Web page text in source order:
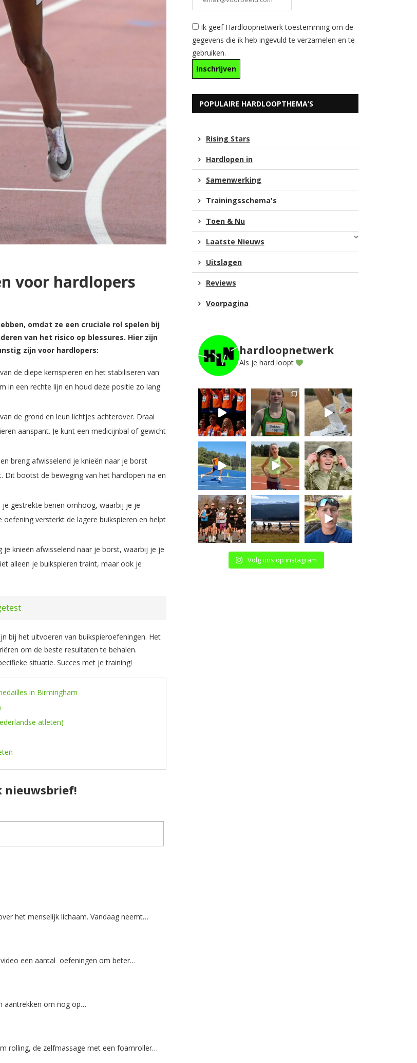
voor hardlopers
omdat ze een cruciale rol spelen bij
van het risico op blessures. Hier zijn
zijn voor hardlopers:
de diepe kernspieren en het stabiliseren van
in een rechte lijn en houd deze positie zo lang
de grond en leun lichtjes achterover. Draai
aanspant. Je kunt een medicijnbal of gewicht
breng afwisselend je knieën naar je borst
bootst de beweging van het hardlopen na en
je gestrekte benen omhoog, waarbij je je
versterkt de lagere buikspieren en helpt
knieën afwisselend naar je borst, waarbij je je
alleen je buikspieren traint, maar ook je
bij het uitvoeren van buikspieroefeningen. Het
om de beste resultaten te behalen.
situatie. Succes met je training!
in Birmingham
atleten)
nieuwsbrief!
het menselijk lichaam. Vandaag neemt…
een aantal oefeningen om beter…
aantrekken om nog op…
rolling, de zelfmassage met een foamroller…
Ik geef Hardloopnetwerk toestemming om de
gegevens die ik heb ingevuld te verzamelen en te
gebruiken.
POPULAIRE HARDLOOPTHEMA’S
Rising Stars
Hardlopen in
Samenwerking
Trainingsschema's
Toen & Nu
Laatste Nieuws
Uitslagen
Reviews
Voorpagina
hardloopnetwerk
Als je hard loopt
Volg ons op instagram